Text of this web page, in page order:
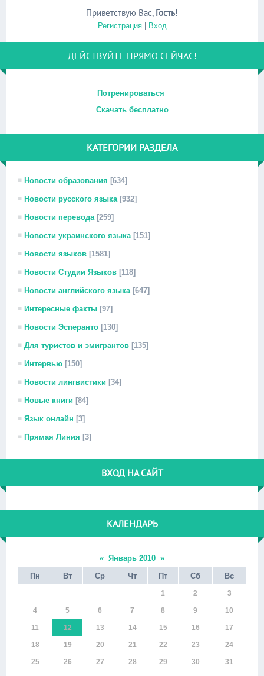
Приветствую Вас, Гость!
Регистрация| Вход
ДЕЙСТВУЙТЕ ПРЯМО СЕЙЧАС!
Потренироваться
Скачать бесплатно
КАТЕГОРИИ РАЗДЕЛА
Новости образования [634]
Новости русского языка [932]
Новости перевода [259]
Новости украинского языка [151]
Новости языков [1581]
Новости Студии Языков [118]
Новости английского языка [647]
Интересные факты [97]
Новости Эсперанто [130]
Для туристов и эмигрантов [135]
Интервью [150]
Новости лингвистики [34]
Новые книги [84]
Язык онлайн [3]
Прямая Линия [3]
ВХОД НА САЙТ
КАЛЕНДАРЬ
« Январь 2010 »
Пн
Вт Ср Чт Пт Сб Вс
1 2 3
4 5 6 7 8 9 10
11 12 13 14 15 16 17
18 19 20 21 22 23 24
25 26 27 28 29 30 31